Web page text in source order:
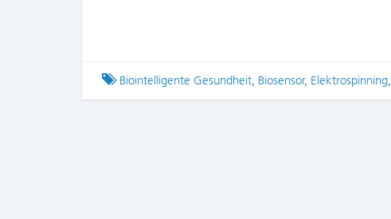
Tagged
Biointelligente Gesundheit, Biosensor, Elektrospinning,